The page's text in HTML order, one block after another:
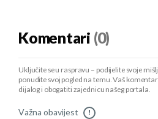
Komentari (0)
Uključite se u raspravu – podijelite svoje
ponudite svoj pogled na temu. Vaš
dijalog i obogatiti zajednicu našeg portala.
Važna obavijest !